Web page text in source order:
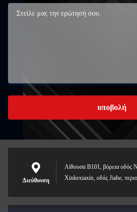
υποβολή
Διεύθυνση
Αίθουσα B101, βόρεια οδός
Xinkexiaxin, οδός Jiahe,